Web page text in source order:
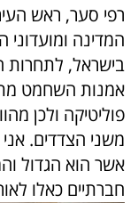
רפי סער, ראש
המדינה
בישראל, לתחרות
אמנות השחמט
פוליטיקה ולכן
משני הצדדים.
אשר הוא הגדול
חברתיים כאלו